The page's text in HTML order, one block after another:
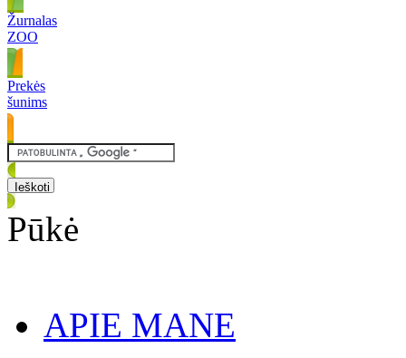
Žurnalas
ZOO
Prekės
šunims
Pūkė
APIE MANE